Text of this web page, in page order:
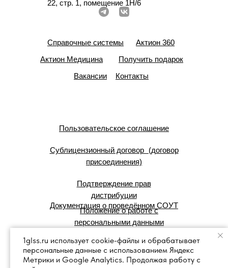
22, стр. 1, помещение 1Н/6
Справочные системы
Актион 360
Актион Медицина
Получить подарок
Вакансии
Контакты
Пользовательское соглашение
Сублицензионный договор (договор
присоединения)
Подтверждение прав
дистрибуции
Документация о проведённом СОУТ
Положение о работе с
персональными данными
© 2007 — 2025 г. Система Сервис:
справочные правовые системы.
1glss.ru использует cookie-файлы и обрабатывает
персональные данные с использованием Яндекс
Метрики и Google Analytics. Продолжая работу с